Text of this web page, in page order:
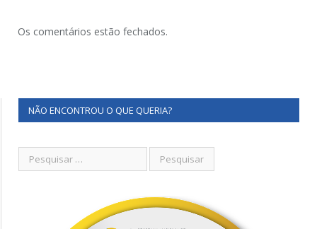
Os comentários estão fechados.
NÃO ENCONTROU O QUE QUERIA?